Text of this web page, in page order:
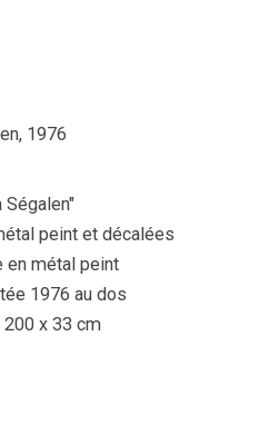
1976
peint et décalées
en métal peint
1976 au dos
200 x 33 cm